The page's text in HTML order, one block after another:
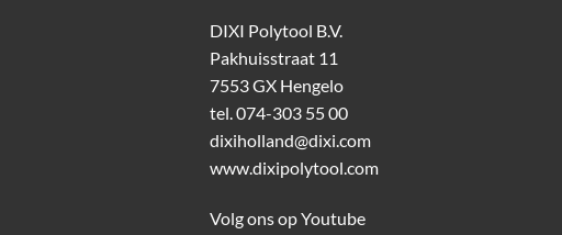
DIXI Polytool B.V.
Pakhuisstraat 11
7553 GX Hengelo
tel. 074-303 55 00
dixiholland@dixi.com
www.dixipolytool.com
Volg ons op Youtube